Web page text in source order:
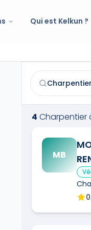
Qui est Kelkun ?
Trouvez et
4 Charpentier
MB